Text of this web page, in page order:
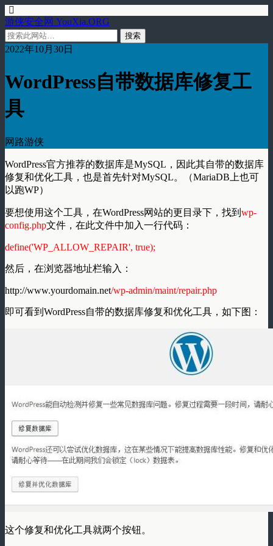
游侠安全网 YouXia.ORG
2022年10月30日
WordPress自带数据库修复工
具
网路游侠
WordPress官方推荐的数据库是MySQL，因此其自带的数据库
修复和优化工具，也是首先针对MySQL。（MariaDB上也可
以跑WP）
要想使用这个工具，在WordPress网站的更目录下，找到 wp-
config.php文件，在此文件中加入一行代码：
define('WP_ALLOW_REPAIR', true);
然后，在浏览器地址栏输入：
http://www.yourdomain.net/wp-admin/maint/repair.php
即可看到WordPress自带的数据库修复和优化工具，如下图：
这个修复和优化工具就两个按钮。